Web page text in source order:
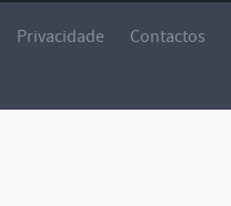
Privacidade Contactos